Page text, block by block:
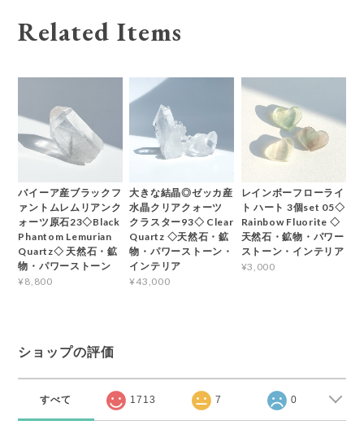
Related Items
バイーア産ブラックフ
ァントムレムリアンク
ォーツ原石23◇Black
Phantom Lemurian
Quartz◇ 天然石・鉱
物・パワーストーン
¥8,800
大きな結晶◎ゼッカ産
水晶クリアクォーツ
クラスター93◇ Clear
Quartz ◇天然石・鉱
物・パワーストーン・
インテリア
¥43,000
レインボーフローライ
ト ハート 3個set 05◇
Rainbow Fluorite ◇
天然石・鉱物・パワー
ストーン・インテリア
¥3,000
ショップの評価
すべて 1713 7 0